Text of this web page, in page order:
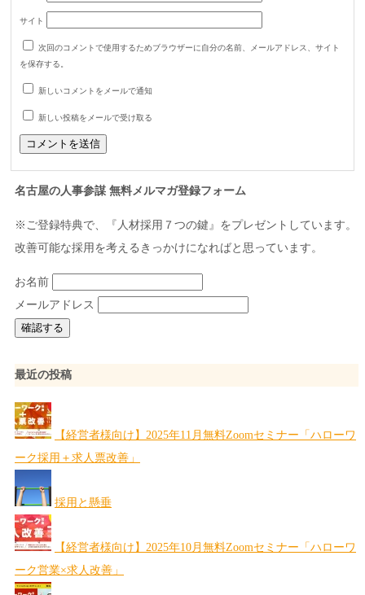
サイト
次回のコメントで使用するためブラウザーに自分の名前、メールアドレス、サイト
を保存する。
新しいコメントをメールで通知
新しい投稿をメールで受け取る
名古屋の人事参謀 無料メルマガ登録フォーム
※ご登録特典で、『人材採用７つの鍵』をプレゼントしています。
改善可能な採用を考えるきっかけになればと思っています。
お名前
メールアドレス
最近の投稿
【経営者様向け】2025年11月無料Zoomセミナー「ハローワ
ーク採用＋求人票改善」
採用と懸垂
【経営者様向け】2025年10月無料Zoomセミナー「ハローワ
ーク営業×求人改善」